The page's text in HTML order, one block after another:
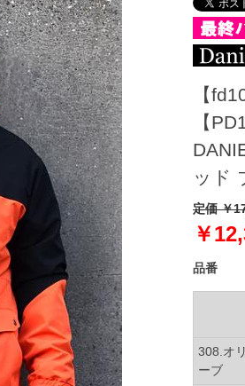
【
【
ッド
定価 ￥
￥
品番
308.オリ
ーブ